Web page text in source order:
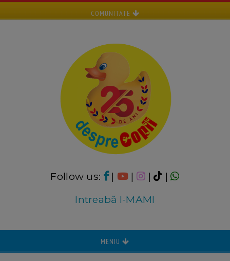
COMUNITATE
Follow us: | | |
|
Intreabă I-MAMI
MENIU